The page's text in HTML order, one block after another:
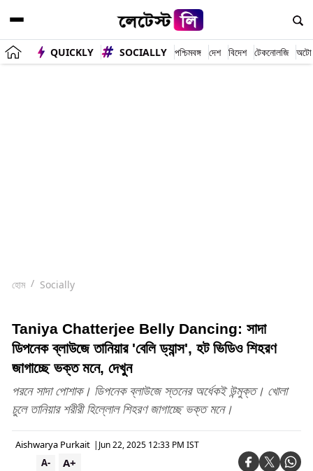
QUICKLY SOCIALLY পশ্চিমবঙ্গ দেশ বিদেশ টেকনোলজি অটো
হোম Socially
Taniya Chatterjee Belly Dancing: সাদা
ডিপনেক ব্লাউজে তানিয়ার 'বেলি ড্যান্স', হট ভিডিও শিহরণ
জাগাচ্ছে ভক্ত মনে, দেখুন
পরনে সাদা পোশাক। ডিপনেক ব্লাউজে স্তনের অর্ধেকই উন্মুক্ত। খোলা
চুলে তানিয়ার শরীরী হিল্লোল শিহরণ জাগাচ্ছে ভক্ত মনে।
Aishwarya Purkait | Jun 22, 2025 12:33 PM IST
A+
A-